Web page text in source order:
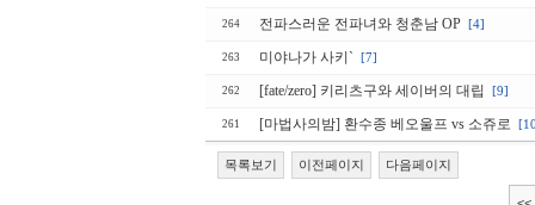
264 전파스러운 전파녀와 청춘남 OP [4]
263 미야나가 사키` [7]
262 [fate/zero] 키리츠구와 세이버의 대립 [9]
261 [마법사의밤] 환수종 베오울프 vs 소쥬로
목록보기 이전페이지 다음페이지